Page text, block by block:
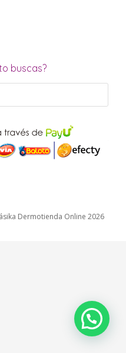
buscas?
Dermotienda Online 2026